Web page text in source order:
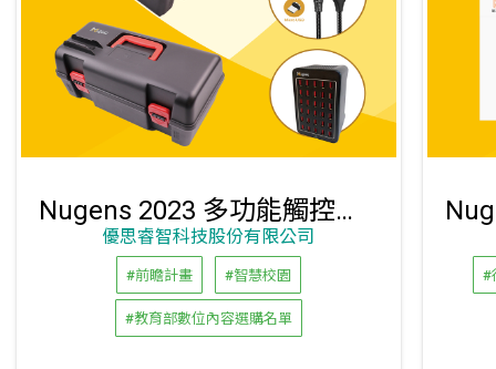
Nugens 2023 多功能觸控筆週邊充電收納箱
優思睿智科技股份有限公司
#前瞻計畫 #智慧校園
#教育部數位內容選購名單
#